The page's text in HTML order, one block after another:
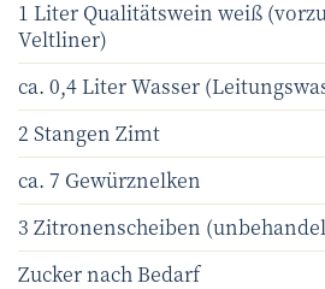
1 Liter Qualitätswein weiß
Veltliner)
ca. 0,4 Liter Wasser
2 Stangen Zimt
ca. 7 Gewürznelken
3 Zitronenscheiben
Zucker nach Bedarf